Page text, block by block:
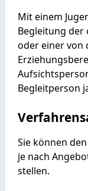
Mit einem
Begleitung der
oder einer von
Begleitperson
Sie können
je nach
stellen.